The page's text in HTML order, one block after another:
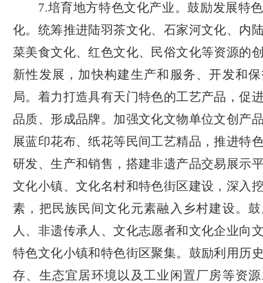
7.培育地方特色文化产业。鼓励发展特
化。统筹推进陆羽茶文化、石家河文化、内
菜美食文化、红色文化、民俗文化等资源的
新性发展，加快构建生产和服务、开发和
局。着力打造具有天门特色的工艺产品，促
品质、形成品牌。加强文化文物单位文创产
展蓝印花布、纸花等民间工艺精品，推进特
研发、生产和销售，搭建非遗产品交易展示
文化小镇、文化名村和特色街区建设，深入
素，把民族民间文化元素融入乡村建设。
人、非遗传承人、文化志愿者和文化企业向
特色文化小镇和特色街区聚集。鼓励利用历
存、生态宜居环境以及工业闲置厂房等资